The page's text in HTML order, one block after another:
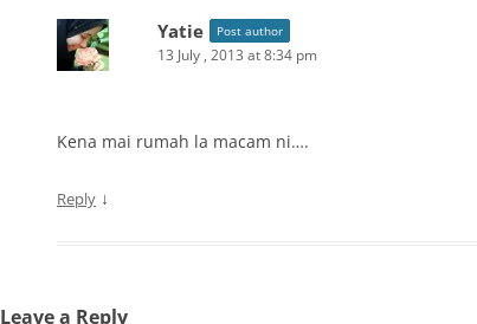
Yatie Post author
13 July , 2013 at 8:34 pm
Kena mai rumah la macam ni….
Reply ↓
Leave a Reply